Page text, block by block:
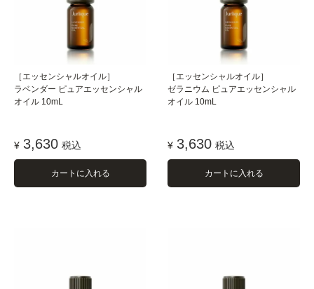
［エッセンシャルオイル］
ラベンダー ピュアエッセンシャル
オイル 10mL
¥ 3,630 税込
カートに入れる
［エッセンシャルオイル］
ゼラニウム ピュアエッセンシャル
オイル 10mL
¥ 3,630 税込
カートに入れる